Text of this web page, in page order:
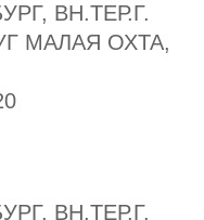
ВН.ТЕР.Г.
МАЛАЯ ОХТА,
ВН.ТЕР.Г.